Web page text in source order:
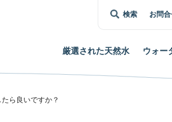
厳選された天然水 ウォー
検索 お問
ら良いですか？